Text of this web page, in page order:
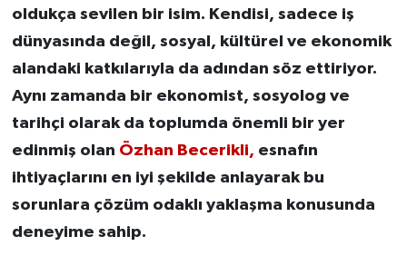
oldukça sevilen bir isim. Kendisi, sadece iş
dünyasında değil, sosyal, kültürel ve ekonomik
alandaki katkılarıyla da adından söz ettiriyor.
Aynı zamanda bir ekonomist, sosyolog ve
tarihçi olarak da toplumda önemli bir yer
edinmiş olan Özhan Becerikli, esnafın
ihtiyaçlarını en iyi şekilde anlayarak bu
sorunlara çözüm odaklı yaklaşma konusunda
deneyime sahip.